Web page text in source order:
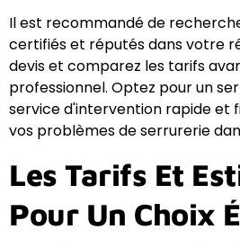
Il est recommandé de
certifiés et réputés dans votre
devis et comparez les tarifs
professionnel. Optez pour un
service d'intervention rapide et
vos problèmes de serrurerie
Les Tarifs Et
Pour Un Choix